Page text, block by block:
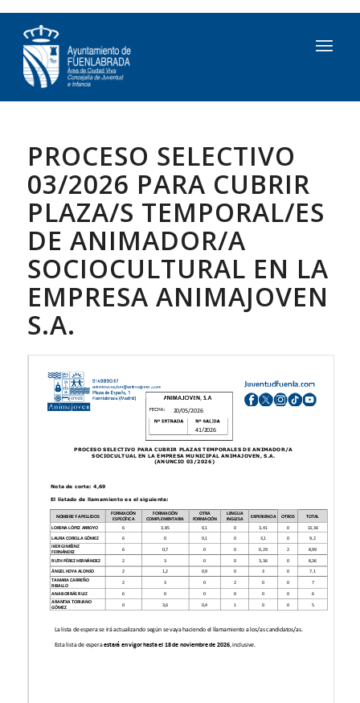
PROCESO SELECTIVO
03/2026 PARA CUBRIR
PLAZA/S TEMPORAL/ES
DE ANIMADOR/A
SOCIOCULTURAL EN LA
EMPRESA ANIMAJOVEN
S.A.